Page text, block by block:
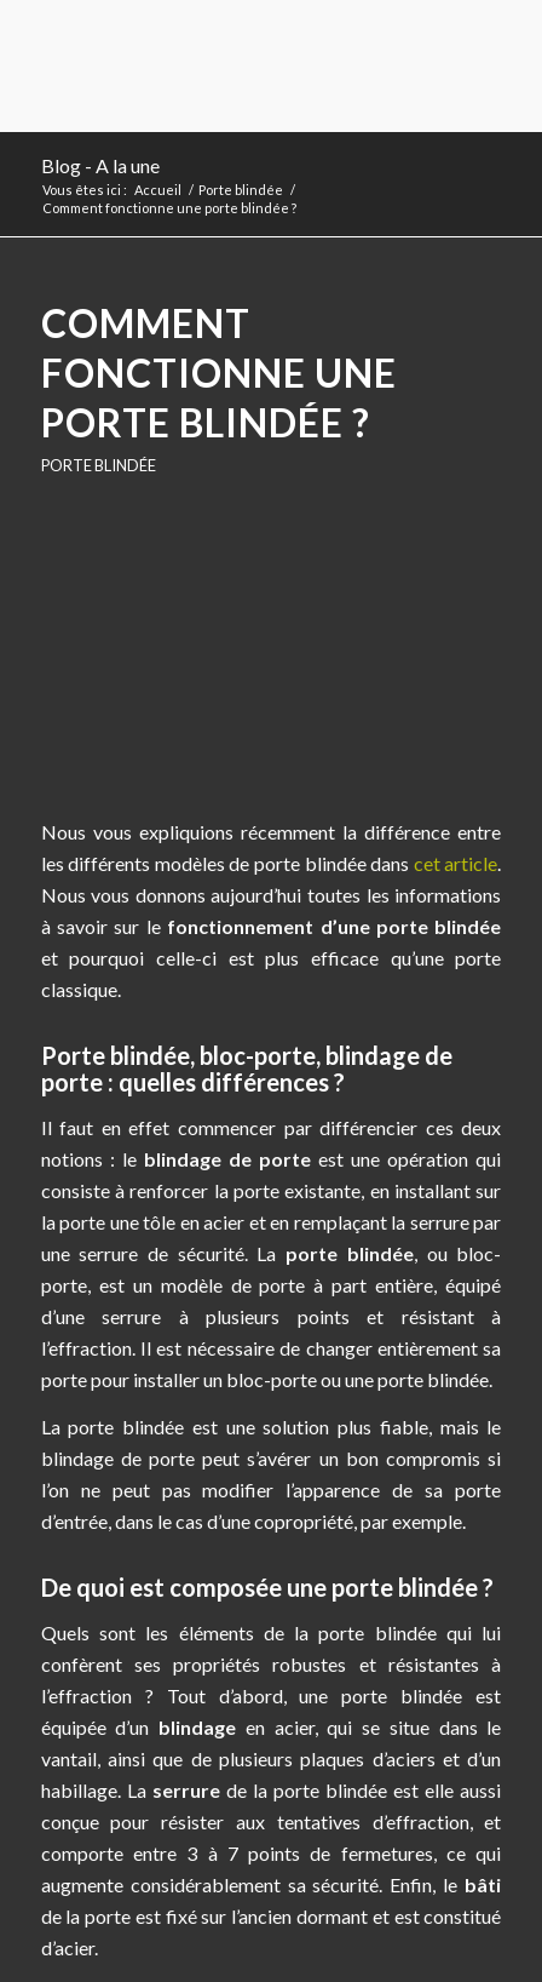
Blog - A la une
Vous êtes ici : Accueil / Porte blindée /
Comment fonctionne une porte blindée ?
COMMENT
FONCTIONNE UNE
PORTE BLINDÉE ?
PORTE BLINDÉE
Nous vous expliquions récemment la différence entre
les différents modèles de porte blindée dans cet article.
Nous vous donnons aujourd’hui toutes les informations
à savoir sur le fonctionnement d’une porte blindée
et pourquoi celle-ci est plus efficace qu’une porte
classique.
Porte blindée, bloc-porte, blindage de
porte : quelles différences ?
Il faut en effet commencer par différencier ces deux
notions : le blindage de porte est une opération qui
consiste à renforcer la porte existante, en installant sur
la porte une tôle en acier et en remplaçant la serrure par
une serrure de sécurité. La porte blindée, ou bloc-
porte, est un modèle de porte à part entière, équipé
d’une serrure à plusieurs points et résistant à
l’effraction. Il est nécessaire de changer entièrement sa
porte pour installer un bloc-porte ou une porte blindée.
La porte blindée est une solution plus fiable, mais le
blindage de porte peut s’avérer un bon compromis si
l’on ne peut pas modifier l’apparence de sa porte
d’entrée, dans le cas d’une copropriété, par exemple.
De quoi est composée une porte blindée ?
Quels sont les éléments de la porte blindée qui lui
confèrent ses propriétés robustes et résistantes à
l’effraction ? Tout d’abord, une porte blindée est
équipée d’un blindage en acier, qui se situe dans le
vantail, ainsi que de plusieurs plaques d’aciers et d’un
habillage. La serrurede la porte blindée est elle aussi
conçue pour résister aux tentatives d’effraction, et
comporte entre 3 à 7 points de fermetures, ce qui
augmente considérablement sa sécurité. Enfin, le bâti
de la porte est fixé sur l’ancien dormant et est constitué
d’acier.